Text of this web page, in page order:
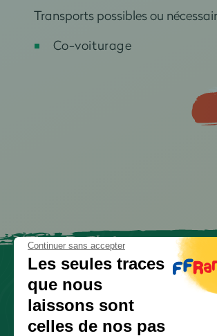
Transports possibles ou
Co-voiturage
Continuer sans accepter
Les seules traces
que nous
laissons sont
celles de nos pas